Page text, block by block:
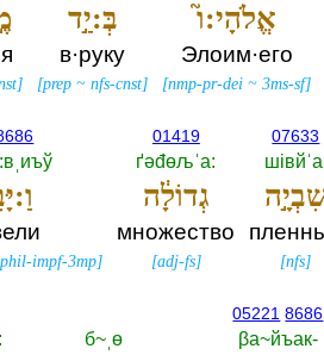
אֱלֹהָי:ו֮
Элоим·его
[nmp-pr-dei ~3ms-sf]
בְּ:יַ֣ד
в·руку
[prep ~nfs-cnst]
]
07633
[nfs]
01419
ґәđөљˈа:‎
גְדוֹלָ֔ה
множество
[adj-fs]
impf-3mp]
05221 8686
βа~йъак-‎
б~ˌө